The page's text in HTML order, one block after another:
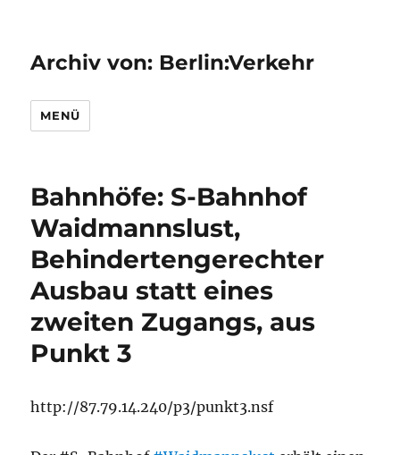
Archiv von: Berlin:Verkehr
MENÜ
Bahnhöfe: S-Bahnhof
Waidmannslust,
Behindertengerechter
Ausbau statt eines
zweiten Zugangs, aus
Punkt 3
http://87.79.14.240/p3/punkt3.nsf